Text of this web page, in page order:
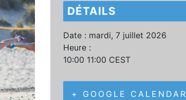
DÉTAILS
Date : mardi, 7 juillet 2026
Heure :
10:00 11:00 CEST
+ GOOGLE CALENDAR